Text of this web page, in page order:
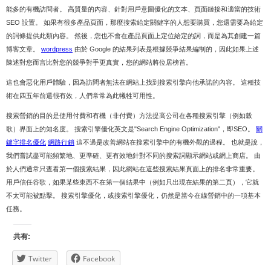
能多的有機訪問者。 高質量的內容、針對用戶意圖優化的文本、頁面鏈接和適當的技術
SEO 設置。 如果有很多產品頁面，那麼搜索給定關鍵字的人想要購買，您還需要為給定
的詞條提供此類內容。 然後，您也不會在產品頁面上定位給定的詞，而是為其創建一篇
博客文章。 wordpress 由於 Google 的結果列表是根據競爭結果編制的，因此如果上述
陳述對您而言比對您的競爭對手更真實，您的網站將位居榜首。
這也會惡化用戶體驗，因為訪問者無法在網站上找到搜索引擎向他承諾的內容。 這種技
術在四五年前還很有效，人們常常為此犧牲可用性。
搜索營銷的目的是使用付費和有機（非付費）方法提高公司在各種搜索引擎（例如穀
歌）界面上的知名度。 搜索引擎優化英文是"Search Engine Optimization"，即SEO。 關
鍵字排名優化 網路行銷 這不過是改善網站在搜索引擎中的有機外觀的過程。 也就是說，
我們嘗試盡可能頻繁地、更準確、更有效地針對不同的搜索詞顯示網站或網上商店。 由
於人們通常只查看第一個搜索結果，因此網站在這些搜索結果頁面上的排名非常重要。
用戶信任谷歌，如果某些東西不在第一個結果中（例如只出現在結果的第二頁），它就
不太可能被點擊。 搜索引擎優化，或搜索引擎優化，仍然是當今在線營銷中的一項基本
任務。
共有:
Twitter Facebook